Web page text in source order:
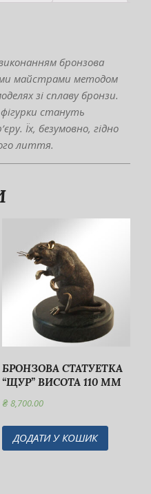
бронзова
майстрами методом
зі сплаву бронзи.
стануть
Їх, безумовно, гідно
лиття.
БРОНЗОВА СТАТУЕТКА
“ЩУР” ВИСОТА 110 ММ
₴8,700.00
ДОДАТИ У КОШИК